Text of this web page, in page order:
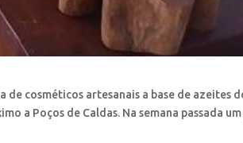
de cosméticos artesanais a base de azeites
a Poços de Caldas. Na semana passada